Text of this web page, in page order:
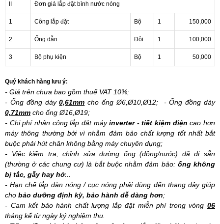
Đơn giá lắp đặt bình nước nóng
1 Công lắp đặt Bộ 1 150,000
2 Ống dẫn Đôi 1 100,000
3 Bộ phụ kiện Bộ 1 50,000
Quý khách hàng lưu ý:
- Giá trên chưa bao gồm thuế VAT 10%;
- Ống đồng dày0,61mm cho ống Ø6,Ø10,Ø12; - Ống đồng dày
0,71mm cho ống Ø16,Ø19;
- Chi phí nhân công lắp đặt máyinverter - tiết kiệm điện cao hơn
máy thông thường bởi vì nhằm đảm bảo chất lượng tốt nhất bắt
buộc phải hút chân không bằng máy chuyên dụng;
- Việc kiểm tra, chỉnh sửa đường ống (đồng/nước) đã đi sẵn
(thường ở các chung cư) là bắt buộc nhằm đảm bảo: ống không
bị tắc, gẫy hay hở...
- Hạn chế lắp dàn nóng / cục nóng phải dùng đến thang dây giúp
cho bảo dưỡng định kỳ, bảo hành dễ dàng hơn;
- Cam kết bảo hành chất lượng lắp đặt miễn phí trong vòng 06
tháng kể từ ngày ký nghiệm thu.